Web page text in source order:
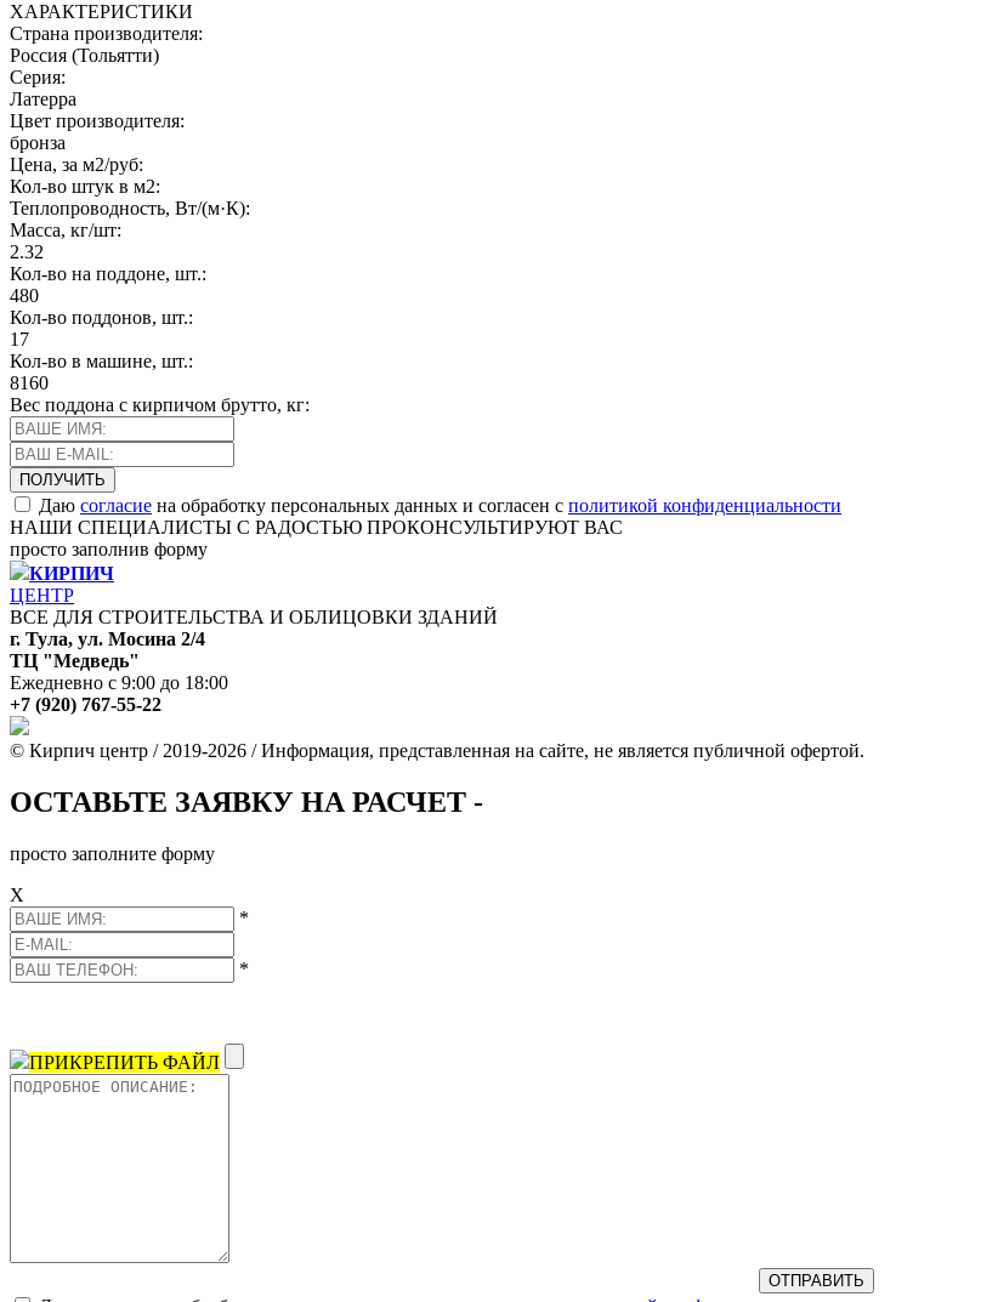
ХАРАКТЕРИСТИКИ
Страна производителя:
Россия (Тольятти)
Серия:
Латерра
Цвет производителя:
бронза
Цена, за м2/руб:
Кол-во штук в м2:
Теплопроводность, Вт/(м·К):
Масса, кг/шт:
2.32
Кол-во на поддоне, шт.:
480
Кол-во поддонов, шт.:
17
Кол-во в машине, шт.:
8160
Вес поддона с кирпичом брутто, кг:
Даю согласие на обработку персональных данных и согласен с политикой конфиденциальности
НАШИ СПЕЦИАЛИСТЫ С РАДОСТЬЮ ПРОКОНСУЛЬТИРУЮТ ВАС
просто заполнив форму
КИРПИЧ
ЦЕНТР
ВСЕ ДЛЯ СТРОИТЕЛЬСТВА И ОБЛИЦОВКИ ЗДАНИЙ
г. Тула, ул. Мосина 2/4
ТЦ "Медведь"
Ежедневно с 9:00 до 18:00
+7 (920) 767-55-22
© Кирпич центр / 2019-2026 / Информация, представленная на сайте, не является публичной офертой.
ОСТАВЬТЕ ЗАЯВКУ НА РАСЧЕТ -
просто заполните форму
Х
*
*
ПРИКРЕПИТЬ ФАЙЛ